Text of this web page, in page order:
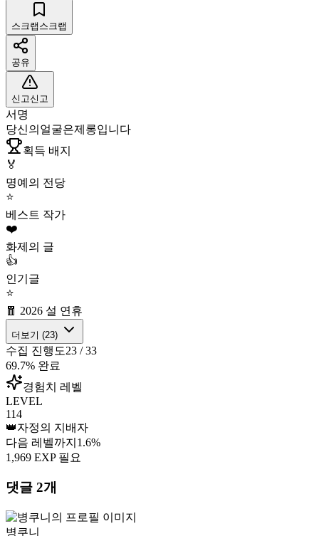
스크랩 스크랩
공유
신고신고
서명
당신의얼굴은제롱입니다
획득 배지
🏅
명예의 전당
⭐
베스트 작가
❤️
화제의 글
👍
인기글
⭐
🧧 2026 설 연휴
더보기 (23)
수집 진행도23 /33
69.7% 완료
경험치 레벨
LEVEL
114
👑자정의 지배자
다음 레벨까지 1.6%
1,969 EXP 필요
댓글 2개
병쿠니